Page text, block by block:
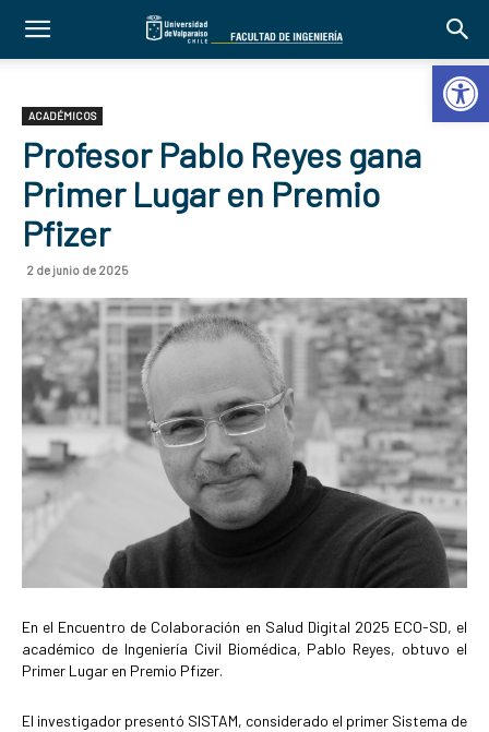
Abrir
ACADÉMICOS
Profesor Pablo Reyes gana
Primer Lugar en Premio
Pfizer
2 de junio de 2025
En el Encuentro de Colaboración en Salud Digital 2025 ECO-SD, el
académico de Ingeniería Civil Biomédica, Pablo Reyes, obtuvo el
Primer Lugar en Premio Pfizer.
El investigador presentó SISTAM, considerado el primer Sistema de